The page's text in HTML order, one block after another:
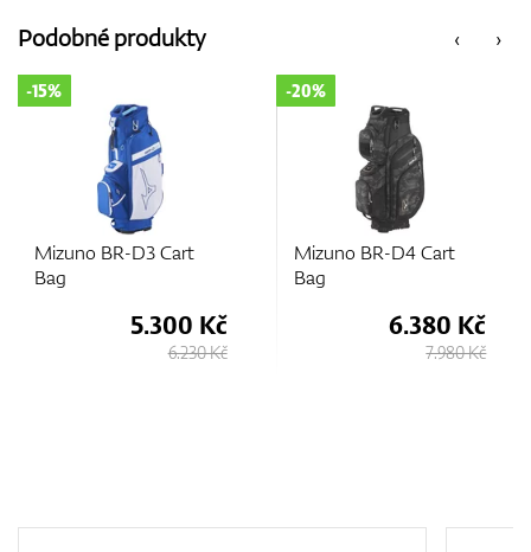
‹
Podobné produkty ›
Mizuno BR-D3 Cart
Bag
-15%
5.300 Kč
6.230 Kč
Mizuno BR-D4 Cart
Bag
-20%
6.380 Kč
7.980 Kč